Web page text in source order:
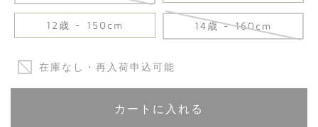
12歳 - 150cm 14歳 - 160cm
在庫なし・再入荷申込可能
カートに入れる